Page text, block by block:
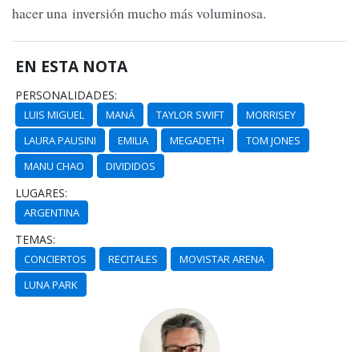
hacer una inversión mucho más voluminosa.
EN ESTA NOTA
PERSONALIDADES:
LUIS MIGUEL MANÁ TAYLOR SWIFT
MORRISEY
LAURA PAUSINI
EMILIA MEGADETH
TOM JONES
MANU CHAO
DIVIDIDOS
LUGARES:
ARGENTINA
TEMAS:
CONCIERTOS RECITALES
MOVISTAR ARENA
LUNA PARK